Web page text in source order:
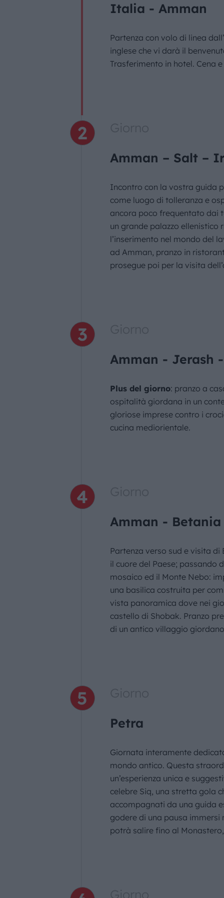
Italia - Amman
Partenza con volo di linea
inglese che vi darà il
Trasferimento in hotel. Cena
Amman – Salt –
Incontro con la vostra guida
come luogo di tolleranza e
ancora poco frequentato dai
un grande palazzo
l’inserimento nel mondo del
ad Amman, pranzo in
prosegue poi per la visita
Amman - Jerash
Plus del giorno: pranzo a
ospitalità giordana in un
gloriose imprese contro i
cucina mediorientale.
Amman -
Partenza verso sud e visita
il cuore del Paese; passando
mosaico ed il Monte Nebo:
una basilica costruita per
vista panoramica dove nei
castello di Shobak. Pranzo
di un antico villaggio
Petra
Giornata interamente
mondo antico. Questa
un’esperienza unica e
celebre Siq, una stretta gola
accompagnati da una guida
godere di una pausa
potrà salire fino al